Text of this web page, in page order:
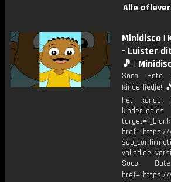
Alle
Minidisco |
- Luister
🎵 |
Soco Bate
Kinderliedje!
het kanaal
href="https://
volledige
Soco